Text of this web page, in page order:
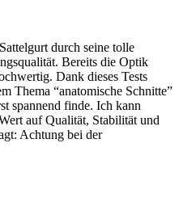
durch seine tolle
Bereits die Optik
Dank dieses Tests
Thema “anatomische Schnitte”
spannend finde. Ich kann
auf Qualität, Stabilität und
Achtung bei der